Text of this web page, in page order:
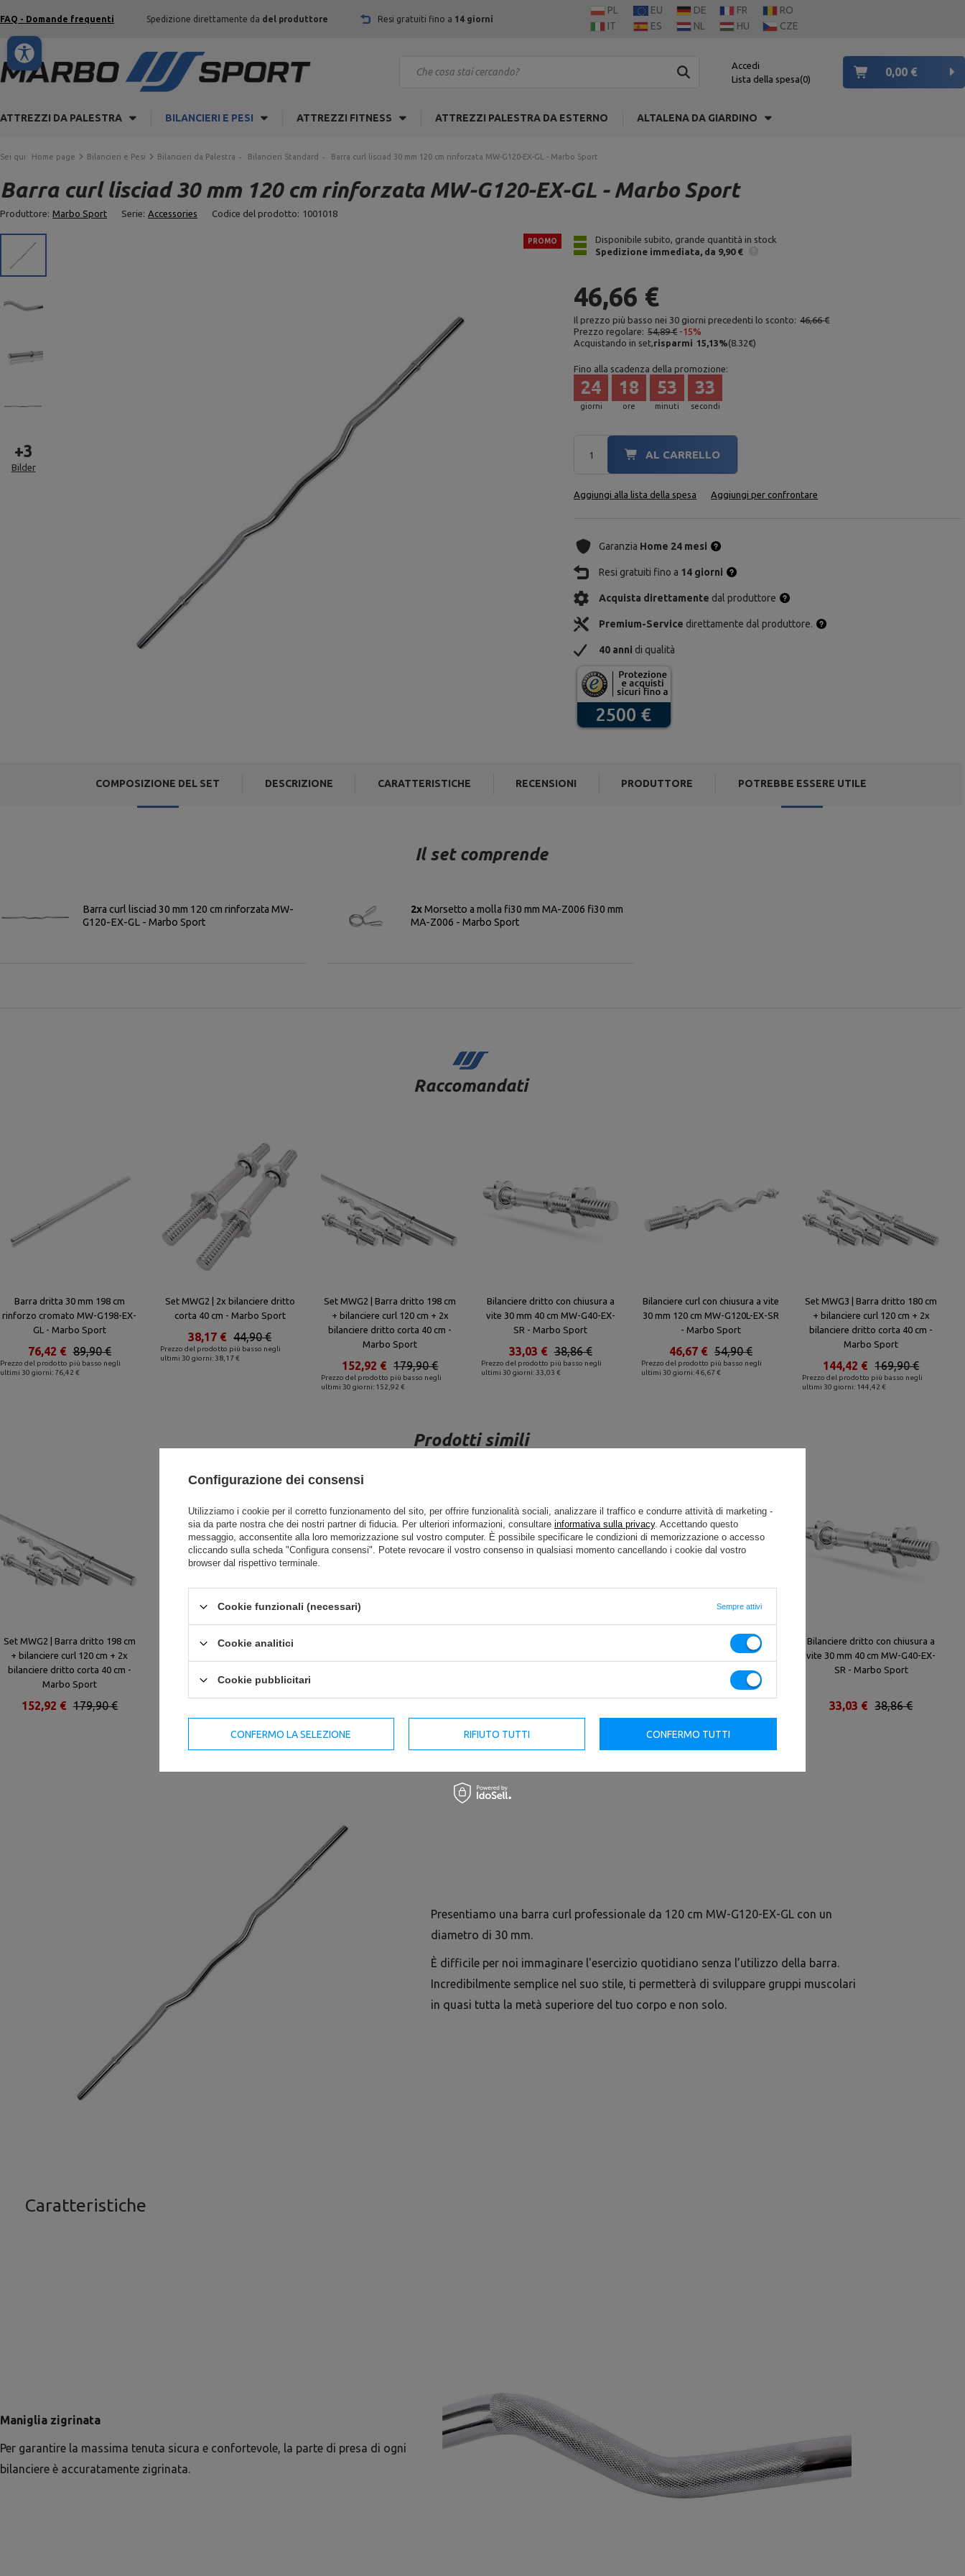
FAQ - Domande frequenti Spedizione direttamente da del produttore Resi gratuiti fino a 14 giorni
PL EU DE FR
RO
IT
ES NL HU CZE
Accedi
Lista della spesa 0
0,00 €
ATTREZZI DA PALESTRA BILANCIERI E PESI ATTREZZI FITNESS ATTREZZI PALESTRA DA ESTERNO ALTALENA DA GIARDINO
Sei qui: Home page Bilancieri e Pesi Bilancieri da Palestra Bilancieri Standard Barra curl lisciad 30 mm 120 cm rinforzata MW-G120-EX-GL - Marbo Sport
Barra curl lisciad 30 mm 120 cm rinforzata MW-G120-EX-GL - Marbo Sport
Produttore: Marbo Sport Serie: Accessories Codice del prodotto: 1001018
+3
Bilder
PROMO
Disponibile subito, grande quantità in stock
Spedizione immediata da 9,90 €
46,66 €
Il prezzo più basso nei 30 giorni precedenti lo sconto: 46,66 €
Prezzo regolare: 54,89 € -15%
Acquistando in set,risparmi 15,13%(8.32€)
Fino alla scadenza della promozione:
giorni
24
ore
18
minuti
53
secondi
32
AL CARRELLO
Aggiungi alla lista della spesa Aggiungi per confrontare
Garanzia Home 24 mesi
Resi gratuiti fino a 14 giorni
Acquista direttamente dal produttore
Premium-Service direttamente dal produttore.
40 anni di qualità
COMPOSIZIONE DEL SET DESCRIZIONE CARATTERISTICHE RECENSIONI PRODUTTORE POTREBBE ESSERE UTILE
Il set comprende
Barra curl lisciad 30 mm 120 cm rinforzata MW-
G120-EX-GL - Marbo Sport
2xMorsetto a molla fi30 mm MA-Z006 fi30 mm
MA-Z006 - Marbo Sport
Raccomandati
Barra dritta 30 mm 198 cm
rinforzo cromato MW-G198-EX-
GL - Marbo Sport
Prezzo del prodotto più basso negli
ultimi 30 giorni: 76,42 €
89,90 €
76,42 €
Set MWG2 | 2x bilanciere dritto
corta 40 cm - Marbo Sport
Prezzo del prodotto più basso negli
ultimi 30 giorni: 38,17 €
44,90 €
38,17 €
Set MWG2 | Barra dritto 198 cm
+ bilanciere curl 120 cm + 2x
bilanciere dritto corta 40 cm -
Marbo Sport
Prezzo del prodotto più basso negli
ultimi 30 giorni: 152,92 €
179,90 €
152,92 €
Bilanciere dritto con chiusura a
vite 30 mm 40 cm MW-G40-EX-
SR - Marbo Sport
Prezzo del prodotto più basso negli
ultimi 30 giorni: 33,03 €
38,86 €
33,03 €
Bilanciere curl con chiusura a vite
30 mm 120 cm MW-G120L-EX-SR
- Marbo Sport
Prezzo del prodotto più basso negli
ultimi 30 giorni: 46,67 €
54,90 €
46,67 €
Set MWG3 | Barra dritto 180 cm
+ bilanciere curl 120 cm + 2x
bilanciere dritto corta 40 cm -
Marbo Sport
Prezzo del prodotto più basso negli
ultimi 30 giorni: 144,42 €
169,90 €
144,42 €
Prodotti simili
Set MWG2 | Barra dritto 198 cm
+ bilanciere curl 120 cm + 2x
bilanciere dritto corta 40 cm -
Marbo Sport
179,90 €
152,92 €
Barra dritto con chiusura a vite
Bilanciere fortemente curl con
avvitatura 30 mm 120 cm MW-
G120ML-EX-SR - Marbo Sport
Bilanciere dritto con chiusura a
vite 30 mm 40 cm MW-G40-EX-
SR - Marbo Sport
38,86 €
33,03 €
Presentiamo una barra curl professionale da 120 cm MW-G120-EX-GL con un
diametro di 30 mm.
È difficile per noi immaginare l'esercizio quotidiano senza l’utilizzo della barra.
Incredibilmente semplice nel suo stile, ti permetterà di sviluppare gruppi muscolari
in quasi tutta la metà superiore del tuo corpo e non solo.
Caratteristiche
Maniglia zigrinata
Per garantire la massima tenuta sicura e confortevole, la parte di presa di ogni
bilanciere è accuratamente zigrinata.
Configurazione dei consensi
Utilizziamo i cookie per il corretto funzionamento del sito, per offrire funzionalità sociali, analizzare il traffico e condurre attività di marketing -
sia da parte nostra che dei nostri partner di fiducia. Per ulteriori informazioni, consultare informativa sulla privacy. Accettando questo
messaggio, acconsentite alla loro memorizzazione sul vostro computer. È possibile specificare le condizioni di memorizzazione o accesso
cliccando sulla scheda "Configura consensi". Potete revocare il vostro consenso in qualsiasi momento cancellando i cookie dal vostro
browser dal rispettivo terminale.
Cookie funzionali (necessari) Sempre attivi
Cookie analitici
Cookie pubblicitari
CONFERMO LA SELEZIONE RIFIUTO TUTTI CONFERMO TUTTI